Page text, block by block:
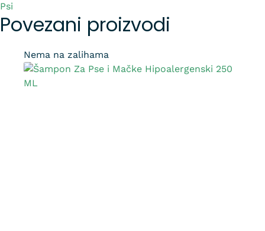
Psi
Povezani proizvodi
Nema na zalihama